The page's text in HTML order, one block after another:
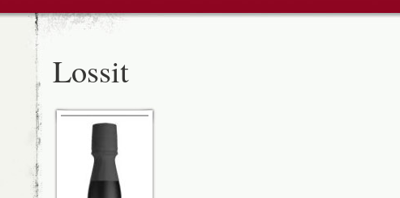
Lossit